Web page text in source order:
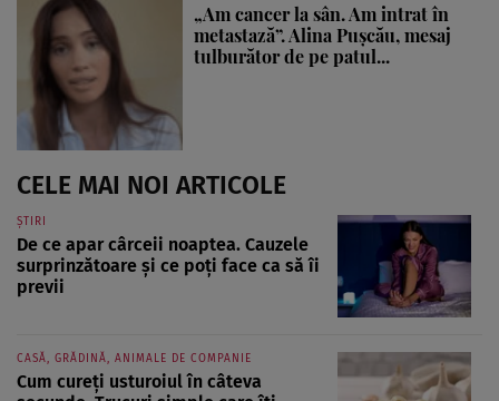
„Am cancer la sân. Am intrat în
metastază”. Alina Pușcău, mesaj
tulburător de pe patul...
CELE MAI NOI ARTICOLE
ȘTIRI
De ce apar cârceii noaptea. Cauzele
surprinzătoare și ce poți face ca să îi
previi
CASĂ, GRĂDINĂ, ANIMALE DE COMPANIE
Cum cureți usturoiul în câteva